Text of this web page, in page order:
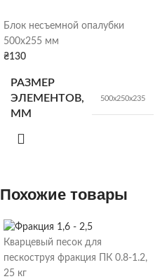
Блок несъемной опалубки
500х255 мм
₴130
РАЗМЕР
ЭЛЕМЕНТОВ,
ММ
500х250х235
ВЕС
РАСХОД
Похожие товары
Кварцевый песок для
пескоструя фракция ПК 0.8-1.2,
25 кг